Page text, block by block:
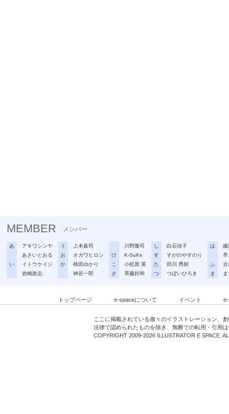
MEMBER メンバー
あ
アキワシンヤ
あさいとおる
い
イトウケイジ
岩崎政志
う
上本眞司
お
オガワヒロシ
か
柿田ゆかり
神谷一郎
川野隆司
け
K-SuKe
こ
小松原 英
さ
斉藤好和
し
白石佳子
す
すがのやすのり
た
田川 秀樹
つ
つぼいひろき
は
早
ふ
古
ま
トップページ e-spaceについて イベント
ここに掲載されている個々のイラストレーション、
法律で認められたものを除き、無断での転用・引用
COPYRIGHT 2009-2026 ILLUSTRATOR E SPACE.